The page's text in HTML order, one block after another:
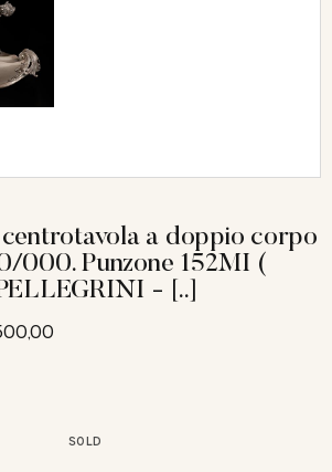
a doppio corpo
000. Punzone 152MI (
- [..]
SOLD